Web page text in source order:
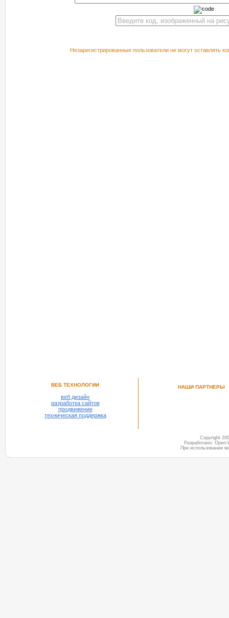
Незарегистрированные пользователи не могут оставлять
ВЕБ ТЕХНОЛОГИИ
веб дизайн
разработка сайтов
продвижение
техническая поддержка
НАШИ ПАРТНЕРЫ
Copyright
Разработано:
При использовании